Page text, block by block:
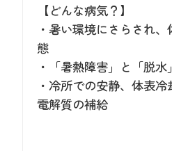
【どんな病気？】
・暑い環境にさらされ
態
・「暑熱障害」と「脱水」
・冷所での安静、体表
電解質の補給